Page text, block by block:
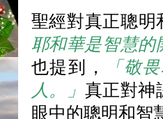
聖經對真正聰明
耶和華是智慧的
也提到，
「敬
人。」 真正對神
眼中的聰明和智